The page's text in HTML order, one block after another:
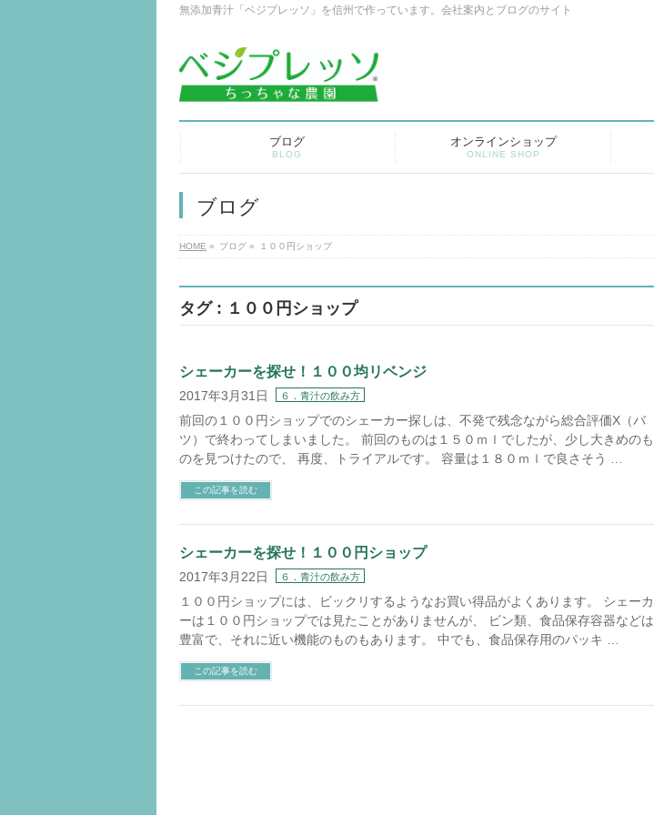
無添加青汁「ベジプレッソ」を信州で作っています。会社案内とブログのサイト
ブログ
BLOG
オンラインショップ
ONLINE SHOP
ブログ
HOME » ブログ » １００円ショップ
タグ : １００円ショップ
シェーカーを探せ！１００均リベンジ
2017年3月31日 ６．青汁の飲み方
前回の１００円ショップでのシェーカー探しは、不発で残念ながら総合評価X（バ
ツ）で終わってしまいました。 前回のものは１５０ｍｌでしたが、少し大きめのも
のを見つけたので、 再度、トライアルです。 容量は１８０ｍｌで良さそう …
この記事を読む
シェーカーを探せ！１００円ショップ
2017年3月22日 ６．青汁の飲み方
１００円ショップには、ビックリするようなお買い得品がよくあります。 シェーカ
ーは１００円ショップでは見たことがありませんが、 ビン類、食品保存容器などは
豊富で、それに近い機能のものもあります。 中でも、食品保存用のパッキ …
この記事を読む